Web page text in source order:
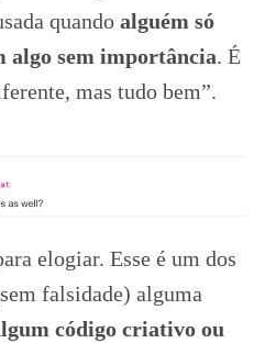
quandoalguém só
algo sem importância. É
mas tudo bem”.
elogiar. Esse é um dos
falsidade) alguma
código criativo ou